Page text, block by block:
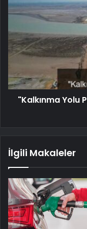
"Kalkınma Yolu
İlgili Makaleler